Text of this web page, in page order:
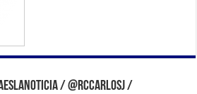
/ @rccarlosj /